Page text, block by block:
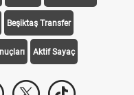
Beşiktaş Transfer
Aktif Sayaç